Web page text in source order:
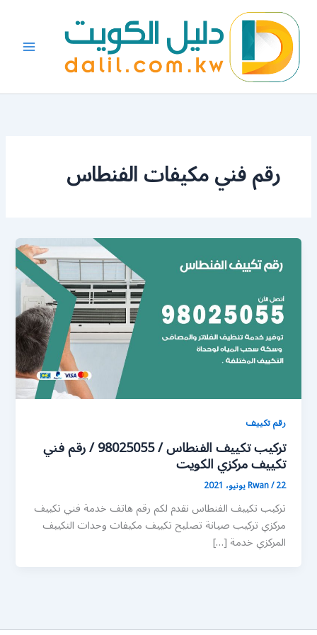
المحتوى
رقم فني مكيفات الفنطاس
رقم تكييف
تركيب تكييف الفنطاس / 98025055 / رقم فني
تكييف مركزي الكويت
Rwan/22 يونيو، 2021
تركيب تكييف الفنطاس نقدم لكم رقم هاتف خدمة فني تكييف
مركزي تركيب صيانة تصليح تكييف مكيفات وحدات التكييف
المركزي خدمة […]